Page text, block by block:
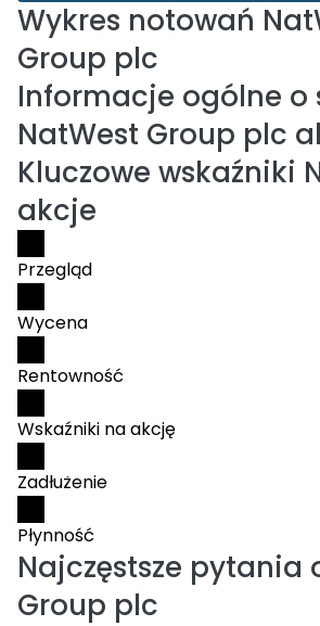
Wykres notowań
Group plc
Informacje ogólne o
NatWest Group plc
Kluczowe wskaźniki
akcje
Przegląd
Wycena
Rentowność
Wskaźniki na akcję
Zadłużenie
Płynność
Najczęstsze pytania
Group plc